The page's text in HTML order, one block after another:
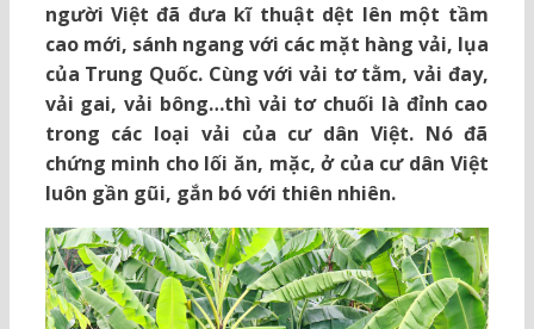
người Việt đã đưa kĩ thuật dệt lên một tầm
cao mới, sánh ngang với các mặt hàng vải, lụa
của Trung Quốc. Cùng với vải tơ tằm, vải đay,
vải gai, vải bông…thì vải tơ chuối là đỉnh cao
trong các loại vải của cư dân Việt. Nó đã
chứng minh cho lối ăn, mặc, ở của cư dân Việt
luôn gần gũi, gắn bó với thiên nhiên.